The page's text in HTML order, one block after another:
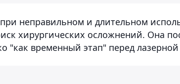
неправильном и длительном
хирургических осложнений. Она
"как временный этап" перед